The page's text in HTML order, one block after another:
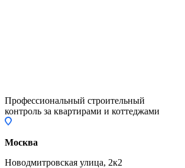
Профессиональный строительный
контроль за квартирами и коттеджами
Москва
Новодмитровская улица, 2к2